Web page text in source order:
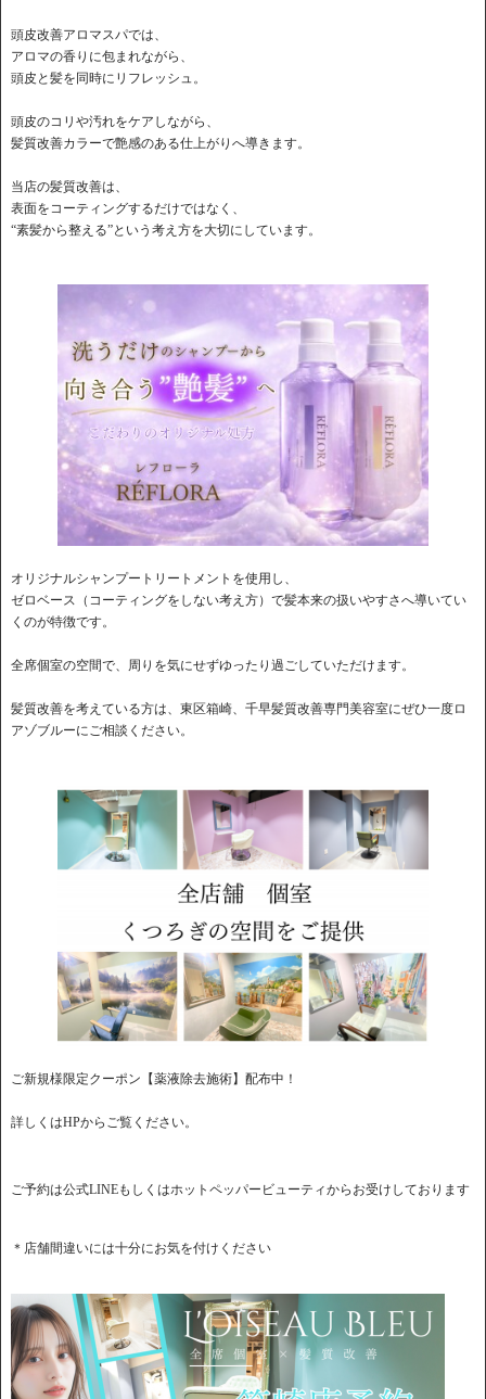
頭皮改善アロマスパでは、
アロマの香りに包まれながら、
頭皮と髪を同時にリフレッシュ。
頭皮のコリや汚れをケアしながら、
髪質改善カラーで艶感のある仕上がりへ導きます。
当店の髪質改善は、
表面をコーティングするだけではなく、
“素髪から整える”という考え方を大切にしています。
オリジナルシャンプートリートメントを使用し、
ゼロベース（コーティングをしない考え方）で髪本来の扱いやすさへ導いてい
くのが特徴です。
全席個室の空間で、周りを気にせずゆったり過ごしていただけます。
髪質改善を考えている方は、東区箱崎、千早髪質改善専門美容室にぜひ一度ロ
アゾブルーにご相談ください。
ご新規様限定クーポン【薬液除去施術】配布中！
詳しくはHPからご覧ください。
ご予約は公式LINEもしくはホットペッパービューティからお受けしております
＊店舗間違いには十分にお気を付けください